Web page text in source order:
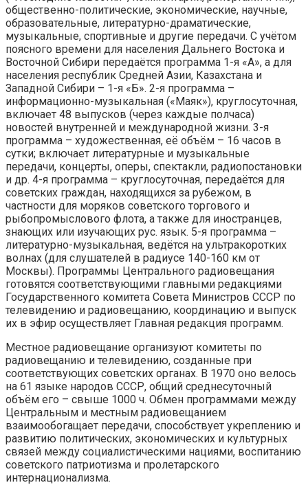
общественно-политические, экономические, научные,
образовательные, литературно-драматические,
музыкальные, спортивные и другие передачи. С учётом
поясного времени для населения Дальнего Востока и
Восточной Сибири передаётся программа 1-я «А», а для
населения республик Средней Азии, Казахстана и
Западной Сибири – 1-я «Б». 2-я программа –
информационно-музыкальная («Маяк»), круглосуточная,
включает 48 выпусков (через каждые полчаса)
новостей внутренней и международной жизни. 3-я
программа – художественная, её объём – 16 часов в
сутки; включает литературные и музыкальные
передачи, концерты, оперы, спектакли, радиопостановки
и др. 4-я программа – круглосуточная, передаётся для
советских граждан, находящихся за рубежом, в
частности для моряков советского торгового и
рыбопромыслового флота, а также для иностранцев,
знающих или изучающих рус. язык. 5-я программа –
литературно-музыкальная, ведётся на ультракоротких
волнах (для слушателей в радиусе 140-160 км от
Москвы). Программы Центрального радиовещания
готовятся соответствующими главными редакциями
Государственного комитета Совета Министров СССР по
телевидению и радиовещанию, координацию и выпуск
их в эфир осуществляет Главная редакция программ.
Местное радиовещание организуют комитеты по
радиовещанию и телевидению, созданные при
соответствующих советских органах. В 1970 оно велось
на 61 языке народов СССР, общий среднесуточный
объём его – свыше 1000 ч. Обмен программами между
Центральным и местным радиовещанием
взаимообогащает передачи, способствует укреплению и
развитию политических, экономических и культурных
связей между социалистическими нациями, воспитанию
советского патриотизма и пролетарского
интернационализма.